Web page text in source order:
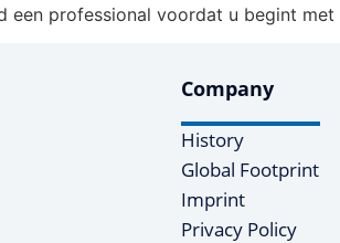
een professional voordat u begint
Company
History
Global Footprint
Imprint
Privacy Policy